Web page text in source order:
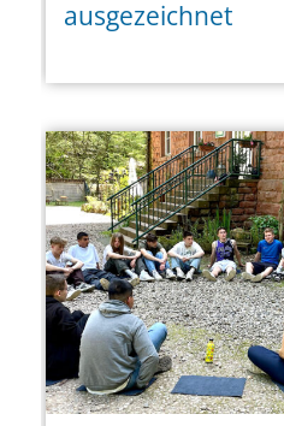
ausgezeichnet